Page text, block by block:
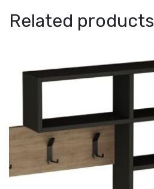
Related products